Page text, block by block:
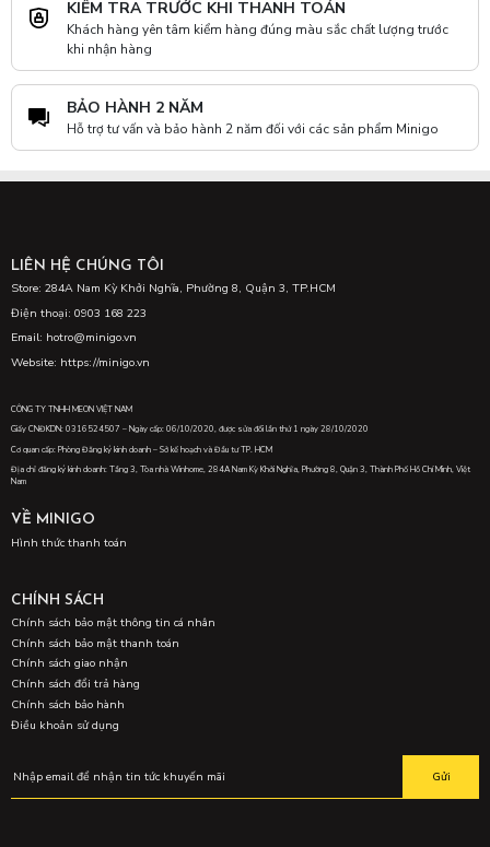
KIỂM TRA TRƯỚC KHI THANH TOÁN
Khách hàng yên tâm kiểm hàng đúng màu sắc chất lượng trước
khi nhận hàng
BẢO HÀNH 2 NĂM
Hỗ trợ tư vấn và bảo hành 2 năm đối với các sản phẩm Minigo
LIÊN HỆ CHÚNG TÔI
Store: 284A Nam Kỳ Khởi Nghĩa, Phường 8, Quận 3, TP.HCM
Điện thoại: 0903 168 223
Email: hotro@minigo.vn
Website: https://minigo.vn
CÔNG TY TNHH MEON VIỆT NAM
Giấy CNĐKDN: 0316524507 – Ngày cấp: 06/10/2020, được sửa đổi lần thứ 1 ngày 28/10/2020
Cơ quan cấp: Phòng Đăng ký kinh doanh – Sở kế hoạch và Đầu tư TP. HCM
Địa chỉ đăng ký kinh doanh: Tầng 3, Tòa nhà Winhome, 284A Nam Kỳ Khởi Nghĩa, Phường 8, Quận 3, Thành Phố Hồ Chí Minh, Việt
Nam
VỀ MINIGO
Hình thức thanh toán
CHÍNH SÁCH
Chính sách bảo mật thông tin cá nhân
Chính sách bảo mật thanh toán
Chính sách giao nhận
Chính sách đổi trả hàng
Chính sách bảo hành
Điều khoản sử dụng
Gửi